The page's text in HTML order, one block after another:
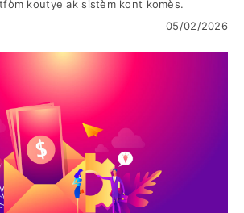
koutye ak sistèm kont komès.
05/02/2026